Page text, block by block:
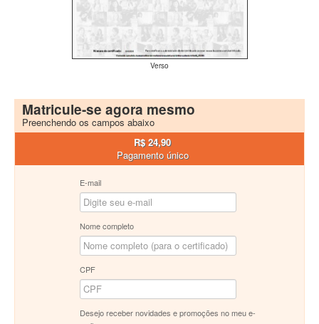
Verso
Matricule-se agora mesmo
Preenchendo os campos abaixo
R$ 24,90
Pagamento único
E-mail
Nome completo
CPF
Desejo receber novidades e promoções no meu e-